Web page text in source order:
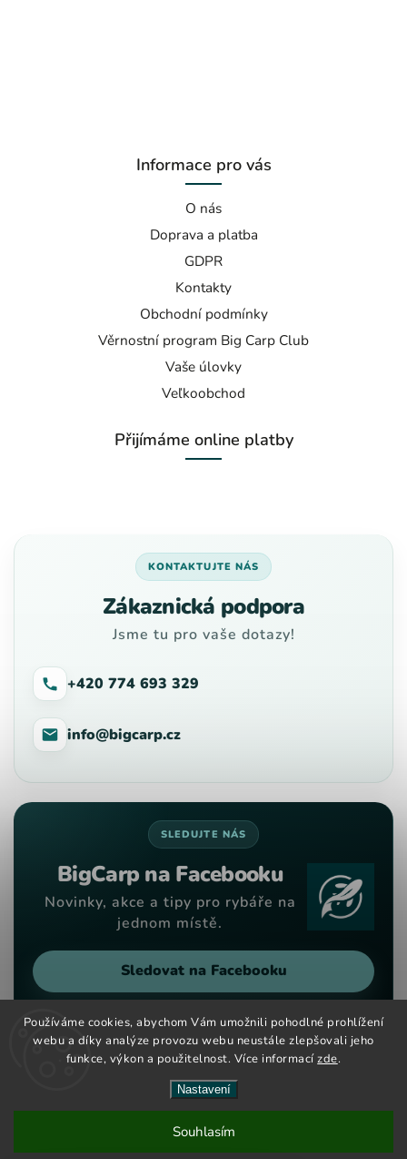
Používáme cookies, abychom Vám umožnili pohodlné prohlížení
webu a díky analýze provozu webu neustále zlepšovali jeho
funkce, výkon a použitelnost. Více informacízde.
Nastavení
Souhlasím
Nové kouřové dipy maďarské značky CCT Master nově na
českém a slovenském trhu. Velký výběr barev a příchutí již
skladem.
Informace pro vás
O nás
Doprava a platba
GDPR
Kontakty
Obchodní podmínky
Věrnostní program Big Carp Club
Vaše úlovky
Veľkoobchod
Přijímáme online platby
KONTAKTUJTE NÁS
Zákaznická podpora
Jsme tu pro vaše dotazy!
+420 774 693 329
info@bigcarp.cz
SLEDUJTE NÁS
BigCarp na Facebooku
Novinky, akce a tipy pro rybáře na
jednom místě.
Sledovat na Facebooku
Copyright 2026Big Carp. Všechna práva vyhrazena.
VytvořilShoptet| Design